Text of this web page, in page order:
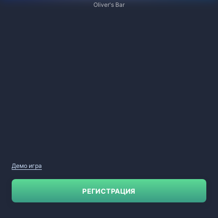
Oliver's Bar
Демо игра
РЕГИСТРАЦИЯ